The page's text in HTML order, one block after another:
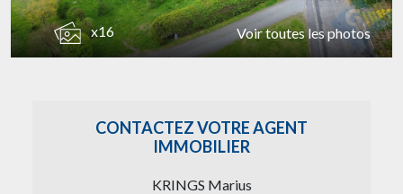
x16 Voir toutes les photos
CONTACTEZ VOTRE AGENT
IMMOBILIER
KRINGS Marius